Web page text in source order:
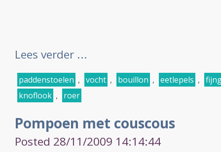
Lees verder ...
paddenstoelen , vocht , bouillon , eetlepels ,
knoflook , roer
Pompoen met couscous
Posted 28/11/2009 14:14:44